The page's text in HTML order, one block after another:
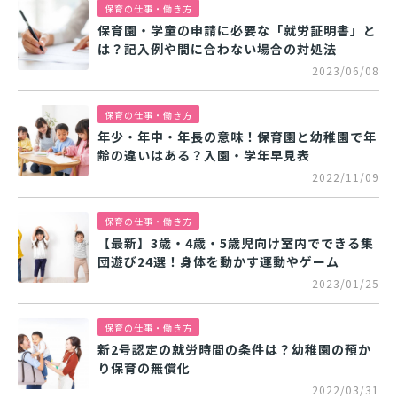
保育の仕事・働き方
保育園・学童の申請に必要な「就労証明書」と
は？記入例や間に合わない場合の対処法
2023/06/08
保育の仕事・働き方
年少・年中・年長の意味！保育園と幼稚園で年
齢の違いはある？入園・学年早見表
2022/11/09
保育の仕事・働き方
【最新】3歳・4歳・5歳児向け室内でできる集
団遊び24選！身体を動かす運動やゲーム
2023/01/25
保育の仕事・働き方
新2号認定の就労時間の条件は？幼稚園の預か
り保育の無償化
2022/03/31